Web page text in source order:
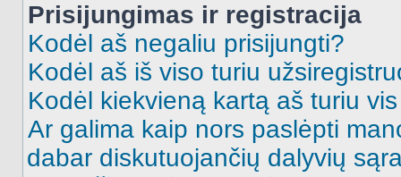
Prisijungimas ir registracija
Kodėl aš negaliu prisijungti?
Kodėl aš iš viso turiu
Kodėl kiekvieną kartą aš turiu
Ar galima kaip nors paslėpti
dabar diskutuojančių dalyvių